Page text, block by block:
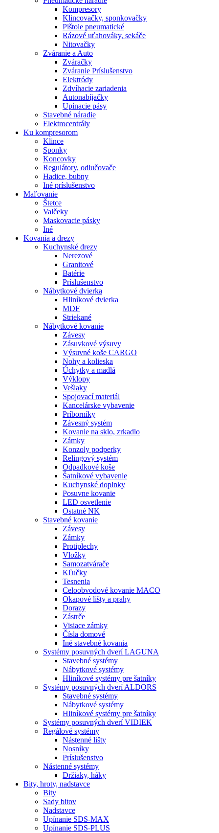
Kompresory
Klincovačky, sponkovačky
Pištole pneumatické
Rázové uťahováky, sekáče
Nitovačky
Zváranie a Auto
Zváračky
Zváranie Príslušenstvo
Elektródy
Zdvíhacie zariadenia
Autonabíjačky
Upínacie pásy
Stavebné náradie
Elektrocentrály
Ku kompresorom
Klince
Sponky
Koncovky
Regulátory, odlučovače
Hadice, bubny
Iné príslušenstvo
Maľovanie
Štetce
Valčeky
Maskovacie pásky
Iné
Kovania a drezy
Kuchynské drezy
Nerezové
Granitové
Batérie
Príslušenstvo
Nábytkové dvierka
Hliníkové dvierka
MDF
Striekané
Nábytkové kovanie
Závesy
Zásuvkové výsuvy
Výsuvné koše CARGO
Nohy a kolieska
Úchytky a madlá
Výklopy
Vešiaky
Spojovací materiál
Kancelárske vybavenie
Príborníky
Závesný systém
Kovanie na sklo, zrkadlo
Zámky
Konzoly podperky
Relingový systém
Odpadkové koše
Šatníkové vybavenie
Kuchynské doplnky
Posuvne kovanie
LED osvetlenie
Ostatné NK
Stavebné kovanie
Závesy
Zámky
Protiplechy
Vložky
Samozatvárače
Kľučky
Tesnenia
Celoobvodové kovanie MACO
Okapové lišty a prahy
Dorazy
Zástrče
Visiace zámky
Čísla domové
Iné stavebné kovania
Systémy posuvných dverí LAGUNA
Stavebné systémy
Nábytkové systémy
Hliníkové systémy pre šatníky
Systémy posuvných dverí ALDORS
Stavebné systémy
Nábytkové systémy
Hliníkové systémy pre šatníky
Systémy posuvných dverí VIDIEK
Regálové systémy
Nástenné lišty
Nosníky
Príslušenstvo
Nástenné systémy
Držiaky, háky
Bity, hroty, nadstavce
Bity
Sady bitov
Nadstavce
Upínanie SDS-MAX
Upínanie SDS-PLUS